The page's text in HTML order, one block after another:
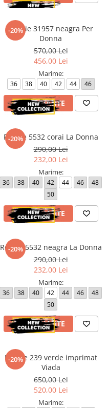
-20%
Rochie 31957 neagra Per
Donna
570,00 Lei
456,00 Lei
Marime:
36 38 40 42 44 46
VEZI VARIANTE
-20%
Rochie 5532 corai La Donna
290,00 Lei
232,00 Lei
Marime:
36 38 40 42 44 46
48
50
VEZI VARIANTE
-20%
Rochie 5532 neagra La Donna
290,00 Lei
232,00 Lei
Marime:
36 38 40 42 44 46
48
50
VEZI VARIANTE
-20%
Rochie 239 verde imprimat
Viada
650,00 Lei
520,00 Lei
Marime: